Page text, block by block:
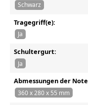
Schwarz
Tragegriff(e):
Ja
Schultergurt:
Ja
Abmessungen der
360 x 280 x 55 mm